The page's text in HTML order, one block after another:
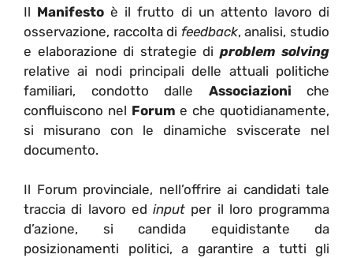
Il Manifesto è il frutto di un attento lavoro di
osservazione, raccolta di feedback, analisi, studio
e elaborazione di strategie di problem solving
relative ai nodi principali delle attuali politiche
familiari, condotto dalle Associazioni che
confluiscono nel Forum e che quotidianamente,
si misurano con le dinamiche sviscerate nel
documento.
Il Forum provinciale, nell’offrire ai candidati tale
traccia di lavoro ed input per il loro programma
d’azione, si candida equidistante da
posizionamenti politici, a garantire a tutti gli